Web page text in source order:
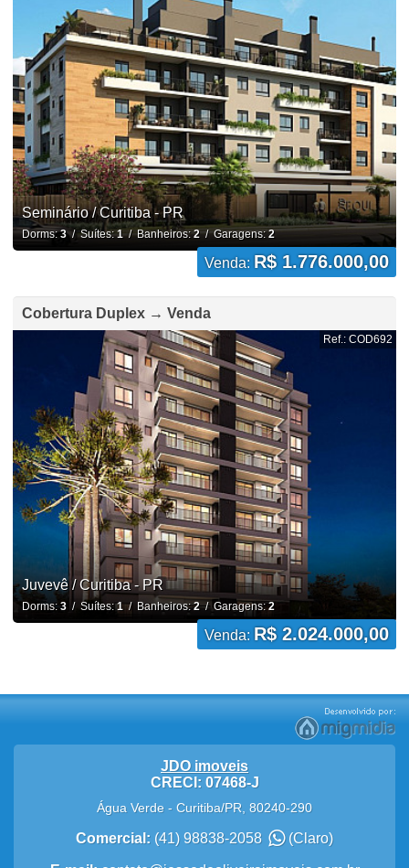
Seminário / Curitiba - PR
Dorms:3/ Suítes:1/ Banheiros:2/ Garagens:2
Venda: R$ 1.776.000,00
Cobertura Duplex → Venda
Ref.: COD692
Juvevê / Curitiba - PR
Dorms: 3/ Suítes:1/ Banheiros:2/ Garagens:2
Venda: R$ 2.024.000,00
JDO imoveis
CRECI: 07468-J
Água Verde - Curitiba/PR 80240-290
Comercial: (41) 98838-2058 (Claro)